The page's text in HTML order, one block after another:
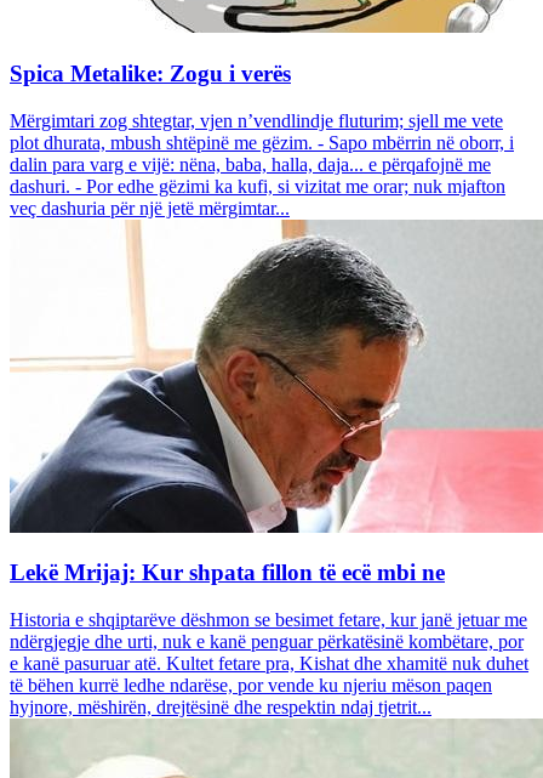
Spica Metalike: Zogu i verës
Mërgimtari zog shtegtar, vjen n’vendlindje fluturim; sjell me vete
plot dhurata, mbush shtëpinë me gëzim. - Sapo mbërrin në oborr, i
dalin para varg e vijë: nëna, baba, halla, daja... e përqafojnë me
dashuri. - Por edhe gëzimi ka kufi, si vizitat me orar; nuk mjafton
veç dashuria për një jetë mërgimtar...
Lekë Mrijaj: Kur shpata fillon të ecë mbi ne
Historia e shqiptarëve dëshmon se besimet fetare, kur janë jetuar me
ndërgjegje dhe urti, nuk e kanë penguar përkatësinë kombëtare, por
e kanë pasuruar atë. Kultet fetare pra, Kishat dhe xhamitë nuk duhet
të bëhen kurrë ledhe ndarëse, por vende ku njeriu mëson paqen
hyjnore, mëshirën, drejtësinë dhe respektin ndaj tjetrit...